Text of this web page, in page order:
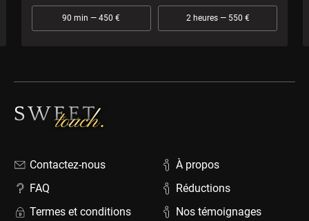
90 min — 450 € 2 heures — 550 €
Contactez-nous
FAQ
Termes et conditions
À propos
Réductions
Nos témoignages